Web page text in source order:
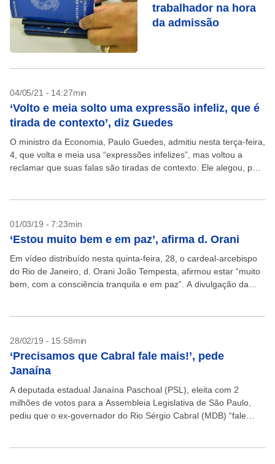
trabalhador na hora
da admissão
04/05/21 - 14:27min
‘Volto e meia solto uma expressão infeliz, que é
tirada de contexto’, diz Guedes
O ministro da Economia, Paulo Guedes, admitiu nesta terça-feira,
4, que volta e meia usa “expressões infelizes”, mas voltou a
reclamar que suas falas são tiradas de contexto. Ele alegou, por
01/03/19 - 7:23min
‘Estou muito bem e em paz’, afirma d. Orani
Em vídeo distribuído nesta quinta-feira, 28, o cardeal-arcebispo
do Rio de Janeiro, d. Orani João Tempesta, afirmou estar “muito
bem, com a consciência tranquila e em paz”. A divulgação da
28/02/19 - 15:58min
‘Precisamos que Cabral fale mais!’, pede
Janaína
A deputada estadual Janaína Paschoal (PSL), eleita com 2
milhões de votos para a Assembleia Legislativa de São Paulo,
pediu que o ex-governador do Rio Sérgio Cabral (MDB) “fale